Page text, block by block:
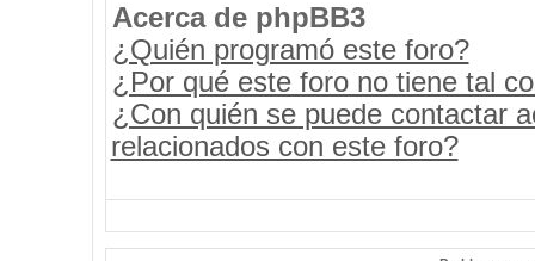
Acerca de phpBB3
¿Quién programó este foro?
¿Por qué este foro no tiene tal
¿Con quién se puede contactar
relacionados con este foro?